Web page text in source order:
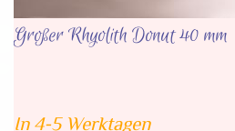
Großer Rhyolith Donut 40 mm
In 4-5 Werktagen